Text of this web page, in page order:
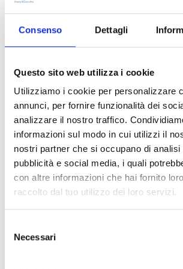
Consenso Dettagli
Questo sito web utilizza i cookie
Utilizziamo i cookie per personalizzare
annunci, per fornire funzionalità dei
analizzare il nostro traffico.
informazioni sul modo in cui utilizzi il
nostri partner che si occupano di analisi
pubblicità e social media, i quali
con altre informazioni che hai fornito
raccolto dal tuo utilizzo dei loro servizi.
delNecessari
controllo biologico delle cocciniglie e
AZIENDA OPERA
FURAITO
XAG
Agricolo
Grazie alla sua struttura modulare, il
autonoma XAG R200 può portare
per una buona autonomia
trattamenti fitosanitari, anche in
stretti e senza la presenza
brushless alimentati da batterie a